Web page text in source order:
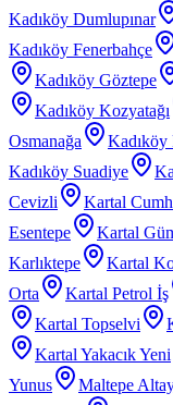
Kadıköy Dumlupınar
Kadıköy Fenerbahçe
Kadıköy Göztepe
Kadıköy Kozyatağı
Osmanağa
Kadıköy
Kadıköy Suadiye
Cevizli
Kartal
Esentepe
Kartal
Karlıktepe
Kartal
Orta
Kartal Petrol İş
Kartal Topselvi
Kartal Yakacık Yeni
Yunus
Maltepe